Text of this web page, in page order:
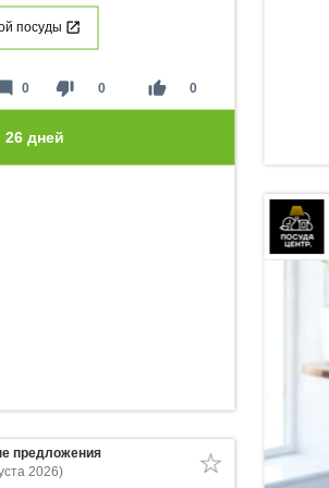
посуды
thumb_down 0 thumb_up 0
0
26 дней
предложения
2026)